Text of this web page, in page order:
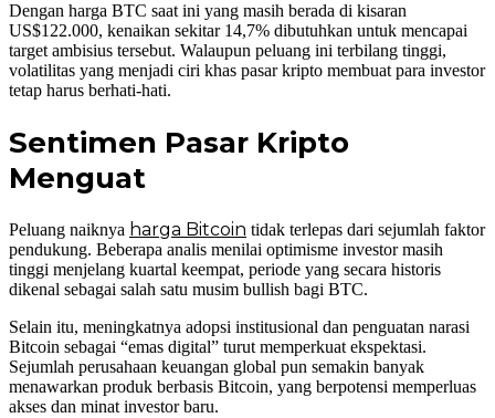
Dengan harga BTC saat ini yang masih berada di kisaran
US$122.000, kenaikan sekitar 14,7% dibutuhkan untuk mencapai
target ambisius tersebut. Walaupun peluang ini terbilang tinggi,
volatilitas yang menjadi ciri khas pasar kripto membuat para investor
tetap harus berhati-hati.
Sentimen Pasar Kripto
Menguat
Peluang naiknya harga Bitcoin tidak terlepas dari sejumlah faktor
pendukung. Beberapa analis menilai optimisme investor masih
tinggi menjelang kuartal keempat, periode yang secara historis
dikenal sebagai salah satu musim bullish bagi BTC.
Selain itu, meningkatnya adopsi institusional dan penguatan narasi
Bitcoin sebagai “emas digital” turut memperkuat ekspektasi.
Sejumlah perusahaan keuangan global pun semakin banyak
menawarkan produk berbasis Bitcoin, yang berpotensi memperluas
akses dan minat investor baru.